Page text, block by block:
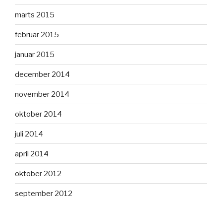
marts 2015
februar 2015
januar 2015
december 2014
november 2014
oktober 2014
juli 2014
april 2014
oktober 2012
september 2012